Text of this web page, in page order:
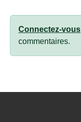
Connectez-vous
commentaires.